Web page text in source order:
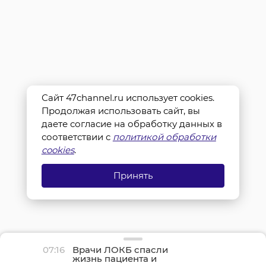
07:16 Врачи ЛОКБ спасли
жизнь пациента и
Сайт 47channel.ru использует cookies.
Продолжая использовать сайт, вы
даете согласие на обработку данных в
соответствии с политикой обработки
cookies.
Принять